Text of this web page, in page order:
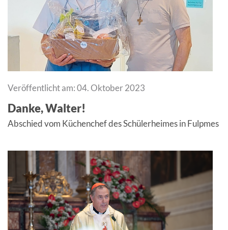
Veröffentlicht am: 04. Oktober 2023
Danke, Walter!
Abschied vom Küchenchef des Schülerheimes in Fulpmes